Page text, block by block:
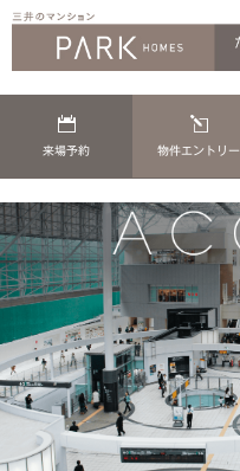
来場予約 物件エントリー